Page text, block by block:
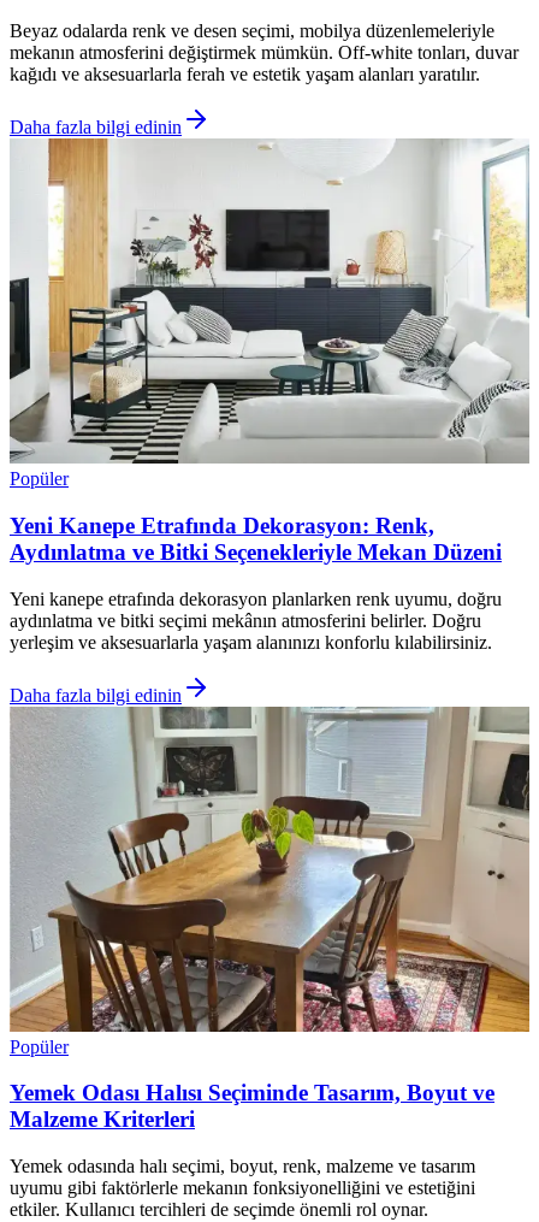
Beyaz odalarda renk ve desen seçimi, mobilya düzenlemeleriyle
mekanın atmosferini değiştirmek mümkün. Off-white tonları, duvar
kağıdı ve aksesuarlarla ferah ve estetik yaşam alanları yaratılır.
Daha fazla bilgi edinin
Popüler
Yeni Kanepe Etrafında Dekorasyon: Renk,
Aydınlatma ve Bitki Seçenekleriyle Mekan Düzeni
Yeni kanepe etrafında dekorasyon planlarken renk uyumu, doğru
aydınlatma ve bitki seçimi mekânın atmosferini belirler. Doğru
yerleşim ve aksesuarlarla yaşam alanınızı konforlu kılabilirsiniz.
Daha fazla bilgi edinin
Popüler
Yemek Odası Halısı Seçiminde Tasarım, Boyut ve
Malzeme Kriterleri
Yemek odasında halı seçimi, boyut, renk, malzeme ve tasarım
uyumu gibi faktörlerle mekanın fonksiyonelliğini ve estetiğini
etkiler. Kullanıcı tercihleri de seçimde önemli rol oynar.